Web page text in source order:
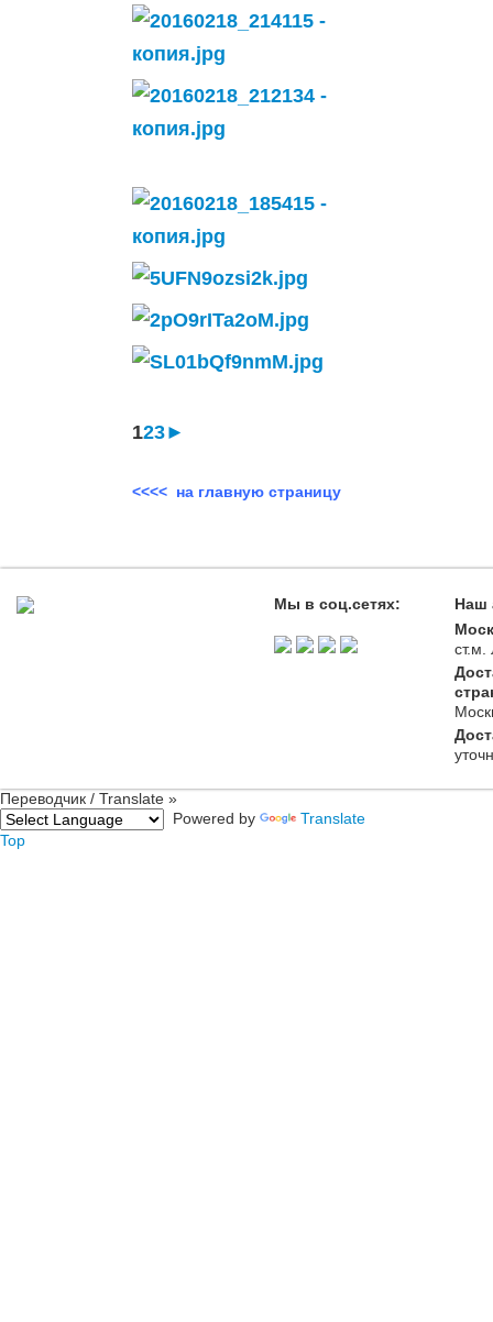
123►
<<<< на главную страницу
Мы в соц.сетях:
Наш
ст.м.
Переводчик / Translate »
Powered by
Translate
Top